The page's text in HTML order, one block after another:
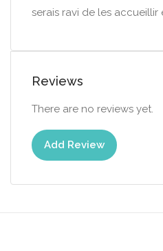
serais ravi de les accueillir
Reviews
There are no reviews yet.
Add Review